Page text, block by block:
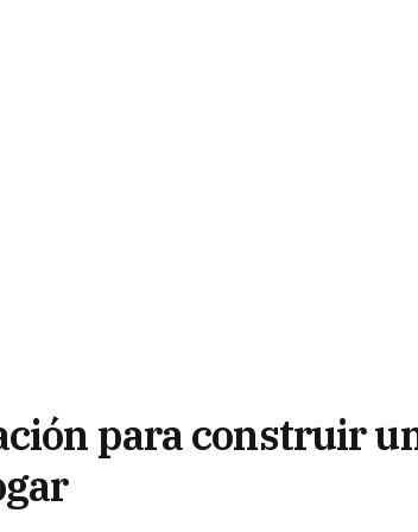
para construir